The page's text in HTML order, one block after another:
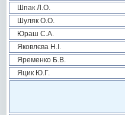
Шпак Л.О.
Шуляк О.О.
Юраш С.А.
Яковлєва Н.І.
Яременко Б.В.
Яцик Ю.Г.